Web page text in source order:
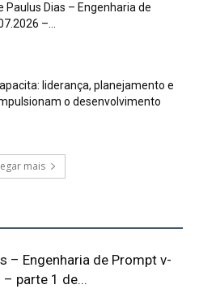
Paulus Dias – Engenharia de
–...
liderança, planejamento e
o desenvolvimento
mais
– Engenharia de Prompt v-
parte 1 de...